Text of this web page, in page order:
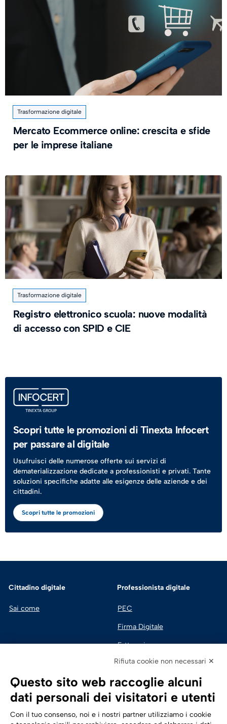
Trasformazione digitale
Mercato Ecommerce online: crescita e sfide
per le imprese italiane
Trasformazione digitale
Registro elettronico scuola: nuove modalità
di accesso con SPID e CIE
Scopri tutte le promozioni di Tinexta Infocert
per passare al digitale
Usufruisci delle numerose offerte sui servizi di
dematerializzazione dedicate a professionisti e privati. Tante
soluzioni specifiche adatte alle esigenze delle aziende e dei
cittadini.
Scopri tutte le promozioni
Cittadino digitale
Sai come
Professionista digitale
PEC
Firma Digitale
Fatturazione
Sicurezza Digitale
Cloud
Rifiuta cookie non necessari ✕
Questo sito web raccoglie alcuni
dati personali dei visitatori e utenti
Con il tuo consenso, noi e i nostri partner utilizziamo i cookie